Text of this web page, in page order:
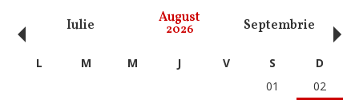
Iulie August
2026 Septembrie
‹ L M M J V S
D
01
02